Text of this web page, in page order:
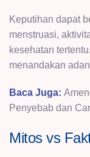
Keputihan dapat
menstruasi,
kesehatan
menandakan
Baca Juga:
Penyebab dan
Mitos vs